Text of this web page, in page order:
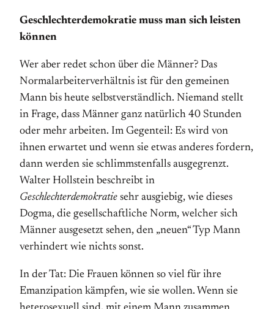
Geschlechterdemokratie muss man sich leisten
können
Wer aber redet schon über die Männer? Das
Normalarbeiterverhältnis ist für den gemeinen
Mann bis heute selbstverständlich. Niemand stellt
in Frage, dass Männer ganz natürlich 40 Stunden
oder mehr arbeiten. Im Gegenteil: Es wird von
ihnen erwartet und wenn sie etwas anderes fordern,
dann werden sie schlimmstenfalls ausgegrenzt.
Walter Hollstein beschreibt in
Geschlechterdemokratie sehr ausgiebig, wie dieses
Dogma, die gesellschaftliche Norm, welcher sich
Männer ausgesetzt sehen, den „neuen“ Typ Mann
verhindert wie nichts sonst.
In der Tat: Die Frauen können so viel für ihre
Emanzipation kämpfen, wie sie wollen. Wenn sie